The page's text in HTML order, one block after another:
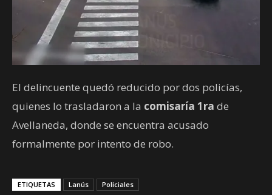
El delincuente quedó reducido por dos policías,
quienes lo trasladaron a la comisaría 1ra de
Avellaneda, donde se encuentra acusado
formalmente por intento de robo.
ETIQUETAS Lanús Policiales